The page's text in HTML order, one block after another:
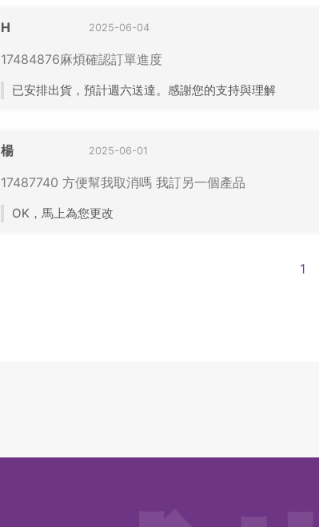
H 2025-06-04
17484876麻煩確認訂單進度
已安排出貨，預計週六送達。感謝您的支持與理解
楊 2025-06-01
17487740 方便幫我取消嗎 我訂另一個產品
OK，馬上為您更改
1